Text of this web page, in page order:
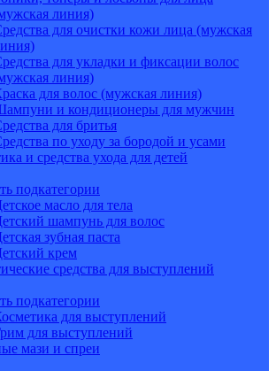
линия)
для очистки кожи лица (мужская
для укладки и фиксации волос
линия)
для волос (мужская линия)
и кондиционеры для мужчин
для бритья
по уходу за бородой и усами
и средства ухода для детей
подкатегории
масло для тела
шампунь для волос
зубная паста
крем
средства для выступлений
подкатегории
для выступлений
для выступлений
мази и спреи